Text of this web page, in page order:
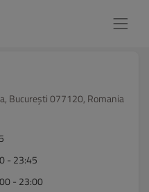
București 077120, Romania
- 23:45
- 23:00